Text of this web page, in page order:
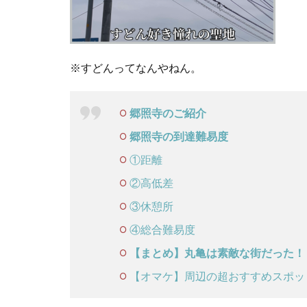
※すどんってなんやねん。
郷照寺のご紹介
郷照寺の到達難易度
①距離
②高低差
③休憩所
④総合難易度
【まとめ】丸亀は素敵な街だった！
【オマケ】周辺の超おすすめスポ